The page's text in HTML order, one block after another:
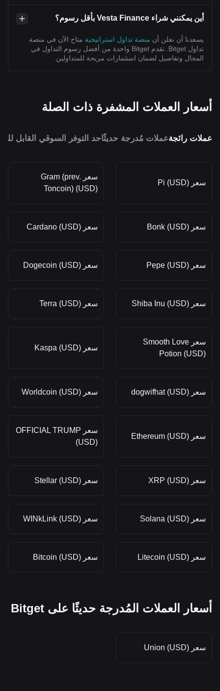
أين يمكنني شراء Vesta Finance بأقل رسوم؟
يسعدنا أن نعلن أن منصة تداول استراتيجية متاح الآن في منصة
تداول Bitget. تقدم Bitget واحدة من أفضل رسوم التداول في
المجال وتفاصيل لضمان استثمارات مربحة للمتداولين.
أسعار العملات المشفرة ذات الصلة
عملات رائجةعملات مُدرجة حديثًاحد التوفر السوقي القابل
سعر Pi (USD)
سعر Gram (prev.
Toncoin) (USD)
سعر Bonk (USD) سعر Cardano (USD)
سعر Pepe (USD) سعر Dogecoin (USD)
سعر Shiba Inu (USD) سعر Terra (USD)
سعر Smooth Love
Potion (USD)
سعر Kaspa (USD)
سعر dogwifhat (USD) سعر Worldcoin (USD)
سعر Ethereum (USD)
سعر OFFICIAL TRUMP
(USD)
سعر XRP (USD) سعر Stellar (USD)
سعر Solana (USD) سعر WINkLink (USD)
سعر Litecoin (USD) سعر Bitcoin (USD)
أسعار العملات المُدرجة حديثًا على Bitget
سعر Union (USD)